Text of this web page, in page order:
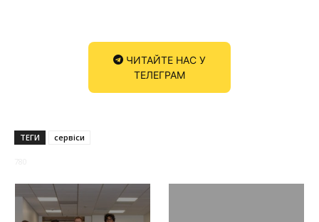
ЧИТАЙТЕ НАС У
ТЕЛЕГРАМ
ТЕГИ сервіси